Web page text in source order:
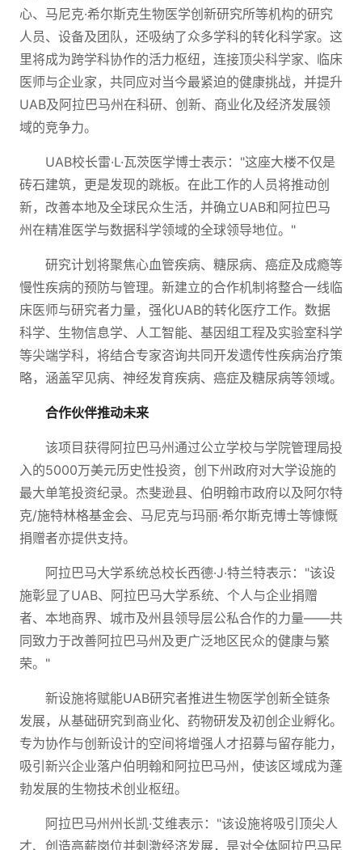
心、马尼克·希尔斯克生物医学创新研究所等机构的研究
人员、设备及团队，还吸纳了众多学科的转化科学家。这
里将成为跨学科协作的活力枢纽，连接顶尖科学家、临床
医师与企业家，共同应对当今最紧迫的健康挑战，并提升
UAB及阿拉巴马州在科研、创新、商业化及经济发展领
域的竞争力。
UAB校长雷·L·瓦茨医学博士表示："这座大楼不仅是
砖石建筑，更是发现的跳板。在此工作的人员将推动创
新，改善本地及全球民众生活，并确立UAB和阿拉巴马
州在精准医学与数据科学领域的全球领导地位。"
研究计划将聚焦心血管疾病、糖尿病、癌症及成瘾等
慢性疾病的预防与管理。新建立的合作机制将整合一线临
床医师与研究者力量，强化UAB的转化医疗工作。数据
科学、生物信息学、人工智能、基因组工程及实验室科学
等尖端学科，将结合专家咨询共同开发遗传性疾病治疗策
略，涵盖罕见病、神经发育疾病、癌症及糖尿病等领域。
合作伙伴推动未来
该项目获得阿拉巴马州通过公立学校与学院管理局投
入的5000万美元历史性投资，创下州政府对大学设施的
最大单笔投资纪录。杰斐逊县、伯明翰市政府以及阿尔特
克/施特林格基金会、马尼克与玛丽·希尔斯克博士等慷慨
捐赠者亦提供支持。
阿拉巴马大学系统总校长西德·J·特兰特表示："该设
施彰显了UAB、阿拉巴马大学系统、个人与企业捐赠
者、本地商界、城市及州县领导层公私合作的力量——共
同致力于改善阿拉巴马州及更广泛地区民众的健康与繁
荣。"
新设施将赋能UAB研究者推进生物医学创新全链条
发展，从基础研究到商业化、药物研发及初创企业孵化。
专为协作与创新设计的空间将增强人才招募与留存能力，
吸引新兴企业落户伯明翰和阿拉巴马州，使该区域成为蓬
勃发展的生物技术创业枢纽。
阿拉巴马州州长凯·艾维表示："该设施将吸引顶尖人
才、创造高薪岗位并刺激经济发展，是对全体阿拉巴马民